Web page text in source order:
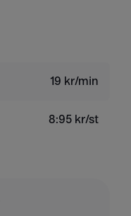
19 kr/min
8:95 kr/st